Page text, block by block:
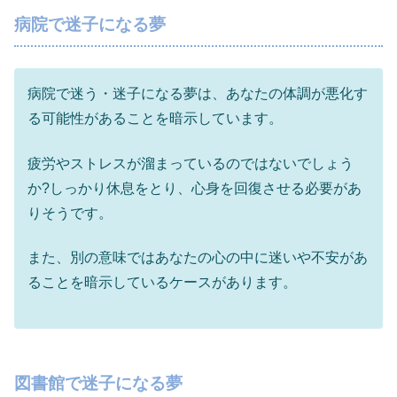
病院で迷子になる夢
病院で迷う・迷子になる夢は、あなたの体調が悪化す
る可能性があることを暗示しています。
疲労やストレスが溜まっているのではないでしょう
か?しっかり休息をとり、心身を回復させる必要があ
りそうです。
また、別の意味ではあなたの心の中に迷いや不安があ
ることを暗示しているケースがあります。
図書館で迷子になる夢